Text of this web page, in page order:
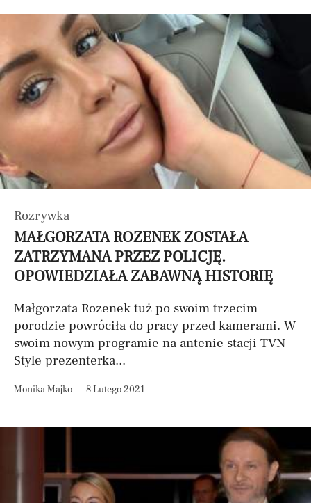
Rozrywka
MAŁGORZATA ROZENEK ZOSTAŁA
ZATRZYMANA PRZEZ POLICJĘ.
OPOWIEDZIAŁA ZABAWNĄ HISTORIĘ
Małgorzata Rozenek tuż po swoim trzecim
porodzie powróciła do pracy przed kamerami. W
swoim nowym programie na antenie stacji TVN
Style prezenterka...
Monika Majko 8 Lutego 2021